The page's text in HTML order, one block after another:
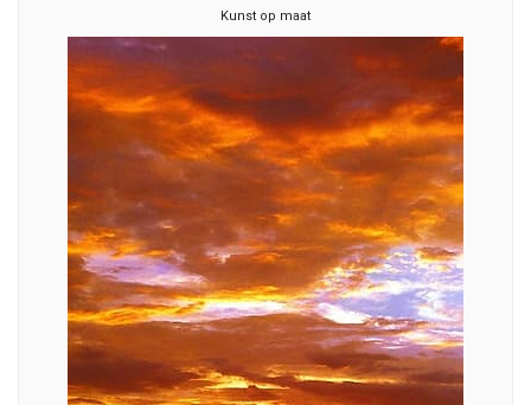
Kunst op maat